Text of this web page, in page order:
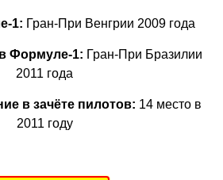
1: Гран-При Венгрии 2009 года
Формуле-1: Гран-При Бразилии
2011 года
в зачёте пилотов: 14 место в
2011 году